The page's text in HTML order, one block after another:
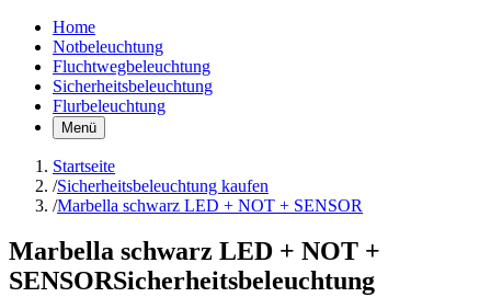
Home
Notbeleuchtung
Fluchtwegbeleuchtung
Sicherheitsbeleuchtung
Flurbeleuchtung
Menü
Startseite
/Sicherheitsbeleuchtung kaufen
/Marbella schwarz LED + NOT + SENSOR
Marbella schwarz LED + NOT +
SENSORSicherheitsbeleuchtung